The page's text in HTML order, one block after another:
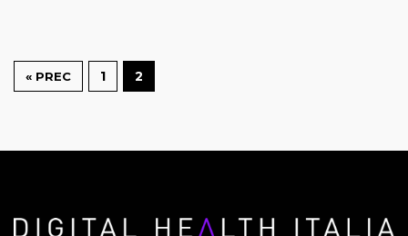
« PREC 1 2